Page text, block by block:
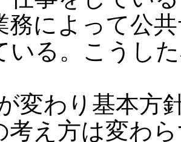
務によって公
いる。こうし
変わり基本方
考え方は変わ